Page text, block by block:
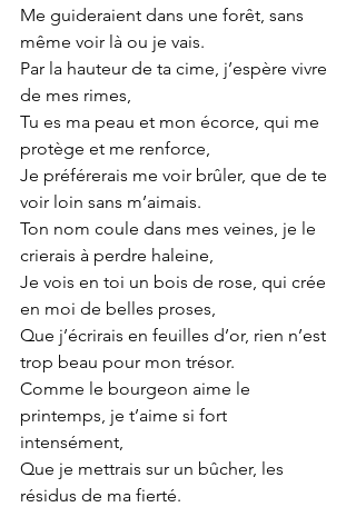
Me guideraient dans une forêt, sans
même voir là ou je vais.
Par la hauteur de ta cime, j’espère vivre
de mes rimes,
Tu es ma peau et mon écorce, qui me
protège et me renforce,
Je préférerais me voir brûler, que de te
voir loin sans m’aimais.
Ton nom coule dans mes veines, je le
crierais à perdre haleine,
Je vois en toi un bois de rose, qui crée
en moi de belles proses,
Que j’écrirais en feuilles d’or, rien n’est
trop beau pour mon trésor.
Comme le bourgeon aime le
printemps, je t’aime si fort
intensément,
Que je mettrais sur un bûcher, les
résidus de ma fierté.